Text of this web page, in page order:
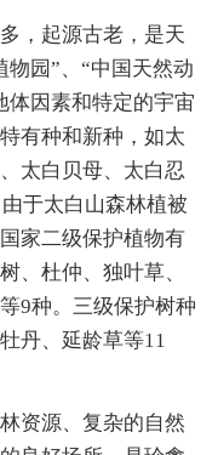
，起源古老，是天
园”、“中国天然动
体因素和特定的宇宙
有种和新种，如太
太白贝母、太白忍
于太白山森林植被
家二级保护植物有
、杜仲、独叶草、
9种。三级保护树种
丹、延龄草等11
资源、复杂的自然